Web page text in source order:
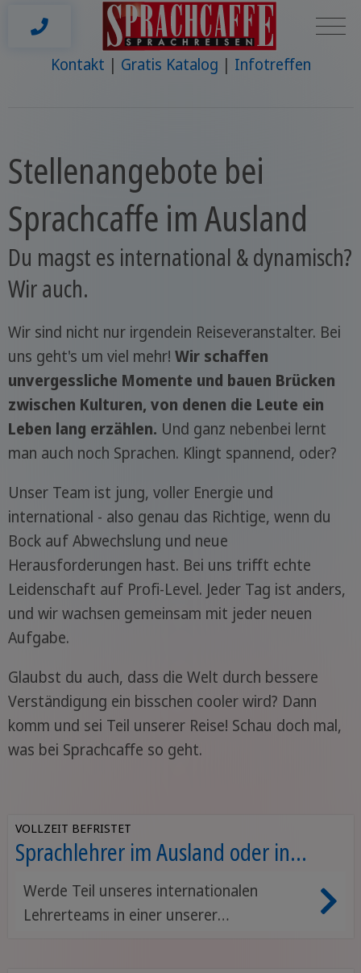
Kontakt Gratis Katalog Infotreffen
Stellenangebote bei
Sprachcaffe im Ausland
Du magst es international & dynamisch?
Wir auch.
Wir sind nicht nur irgendein Reiseveranstalter. Bei
uns geht's um viel mehr! Wir schaffen
unvergessliche Momente und bauen Brücken
zwischen Kulturen, von denen die Leute ein
Leben lang erzählen. Und ganz nebenbei lernt
man auch noch Sprachen. Klingt spannend, oder?
Unser Team ist jung, voller Energie und
international - also genau das Richtige, wenn du
Bock auf Abwechslung und neue
Herausforderungen hast. Bei uns trifft echte
Leidenschaft auf Profi-Level. Jeder Tag ist anders,
und wir wachsen gemeinsam mit jeder neuen
Aufgabe.
Glaubst du auch, dass die Welt durch bessere
Verständigung ein bisschen cooler wird? Dann
komm und sei Teil unserer Reise! Schau doch mal,
was bei Sprachcaffe so geht.
VOLLZEIT BEFRISTET
Sprachlehrer im Ausland oder in
Deutschland
Werde Teil unseres internationalen
Lehrerteams in einer unserer